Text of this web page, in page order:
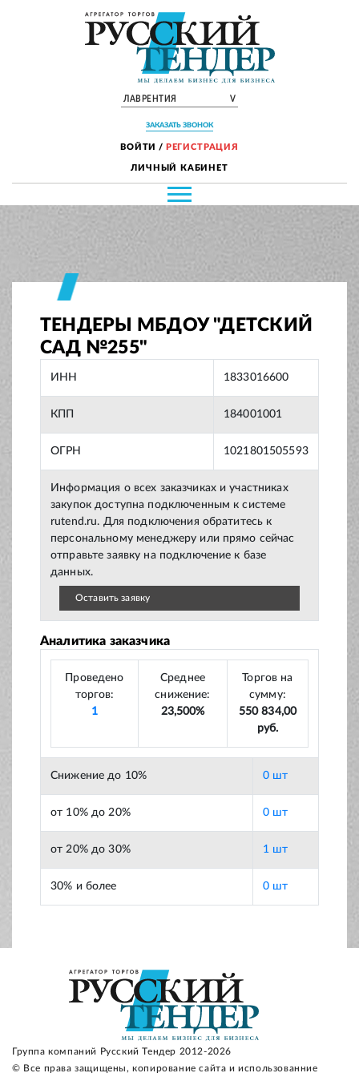
ЛАВРЕНТИЯ V
ЗАКАЗАТЬ ЗВОНОК
ВОЙТИ / РЕГИСТРАЦИЯ
ЛИЧНЫЙ КАБИНЕТ
ТЕНДЕРЫ МБДОУ "ДЕТСКИЙ
САД №255"
ИНН 1833016600
КПП 184001001
ОГРН 1021801505593
Информация о всех заказчиках и участниках
закупок доступна подключенным к системе
rutend.ru. Для подключения обратитесь к
персональному менеджеру или прямо сейчас
отправьте заявку на подключение к базе
данных.
Оставить заявку
Аналитика заказчика
Проведено
торгов:
1
Среднее
снижение:
23,500%
Торгов на
сумму:
550 834,00
руб.
Снижение до 10% 0 шт
от 10% до 20% 0 шт
от 20% до 30% 1 шт
30% и более 0 шт
Группа компаний Русский Тендер 2012-2026
© Все права защищены, копирование сайта и использованние